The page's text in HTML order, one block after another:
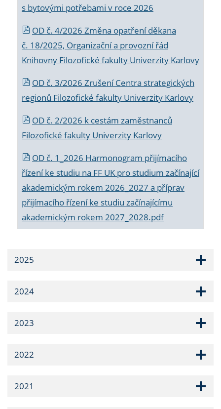
s bytovými potřebami v roce 2026
OD č. 4/2026 Změna opatření děkana
č. 18/2025, Organizační a provozní řád
Knihovny Filozofické fakulty Univerzity Karlovy
OD č. 3/2026 Zrušení Centra strategických
regionů Filozofické fakulty Univerzity Karlovy
OD č. 2/2026 k cestám zaměstnanců
Filozofické fakulty Univerzity Karlovy
OD č. 1_2026 Harmonogram přijímacího
řízení ke studiu na FF UK pro studium začínající
akademickým rokem 2026_2027 a příprav
přijímacího řízení ke studiu začínajícímu
akademickým rokem 2027_2028.pdf
2025
2024
2023
2022
2021